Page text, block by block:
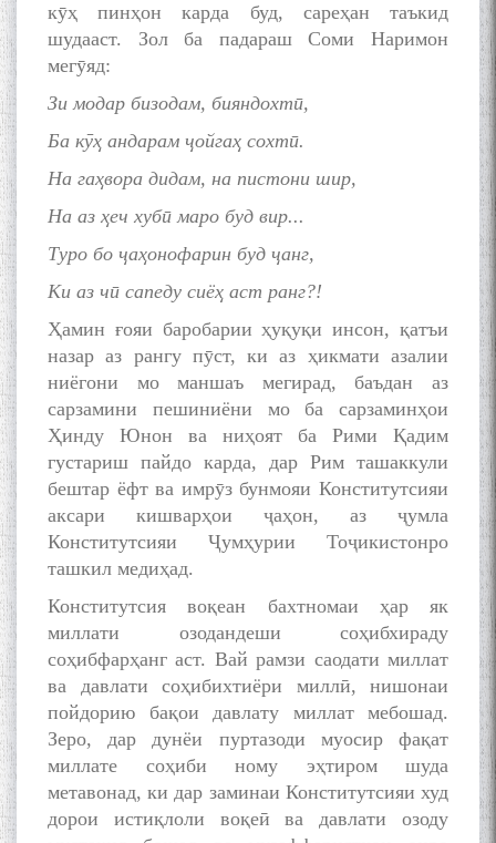
кӯҳ пинҳон карда буд, сареҳан таъкид
шудааст. Зол ба падараш Соми Наримон
мегӯяд:
Зи модар бизодам, бияндохтӣ,
Ба кӯҳ андарам ҷойгаҳ сохтӣ.
На гаҳвора дидам, на пистони шир,
На аз ҳеч хубӣ маро буд вир...
Туро бо ҷаҳонофарин буд ҷанг,
Ки аз чӣ сапеду сиёҳ аст ранг?!
Ҳамин ғояи баробарии ҳуқуқи инсон, қатъи
назар аз рангу пӯст, ки аз ҳикмати азалии
ниёгони мо маншаъ мегирад, баъдан аз
сарзамини пешиниёни мо ба сарзаминҳои
Ҳинду Юнон ва ниҳоят ба Рими Қадим
густариш пайдо карда, дар Рим ташаккули
бештар ёфт ва имрӯз бунмояи Конститутсияи
аксари кишварҳои ҷаҳон, аз ҷумла
Конститутсияи Ҷумҳурии Тоҷикистонро
ташкил медиҳад.
Конститутсия воқеан бахтномаи ҳар як
миллати озодандеши соҳибхираду
соҳибфарҳанг аст. Вай рамзи саодати миллат
ва давлати соҳибихтиёри миллӣ, нишонаи
пойдорию бақои давлату миллат мебошад.
Зеро, дар дунёи пуртазоди муосир фақат
миллате соҳиби ному эҳтиром шуда
метавонад, ки дар заминаи Конститутсияи худ
дорои истиқлоли воқеӣ ва давлати озоду
The Persian Gulf Beautiful
poetry from Устод Мумин
Қаноат (Ustod Mumin Qanoat)
and Master Mehryar
Mehrafarin about the conflict
of the name of the Persian
Сайри Дарвоз бо Мӯъмин
Қаноат: Чанор ҳам "гап"
мезанад
ШАРҲИ МУЛОҚОТ БО АҲЛИ
ИЛМ ВА МАОРИФИ КИШВАР
АКАДЕМИЯИ МИЛЛИИ
ИЛМҲОИ ТОҶИКИСТОН
БО 4 000 000 СОМОНӢ
ПАЙКАРА ВА ОСОРХОНАИ
МӮЪМИН ҚАНОАТ СОХТА
ШУД!